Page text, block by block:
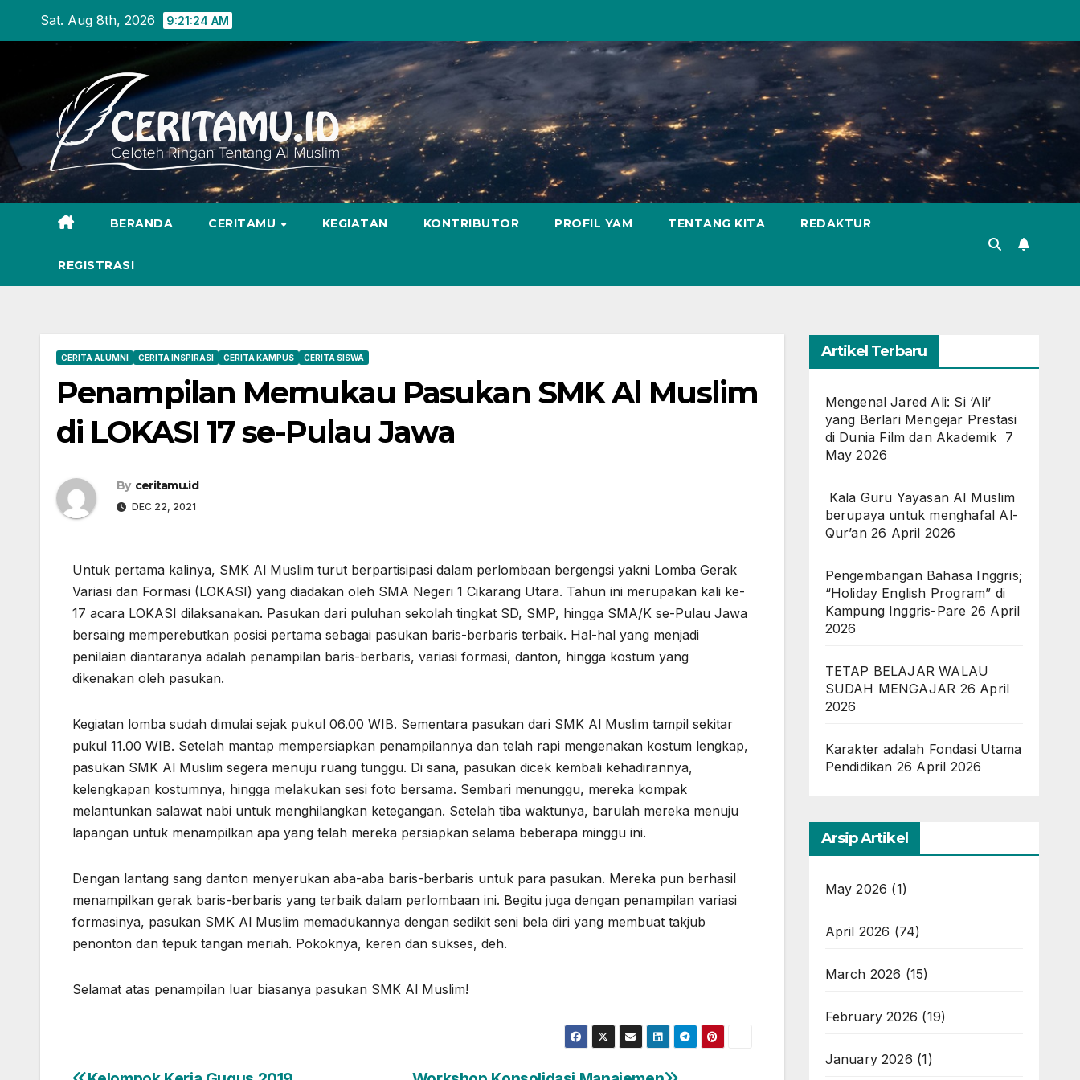
Sat. Aug 8th, 2026 9:21:25 AM
BERANDA CERITAMU KEGIATAN KONTRIBUTOR PROFIL YAM TENTANG KITA REDAKTUR
REGISTRASI
CERITA ALUMNI CERITA INSPIRASI CERITA KAMPUS CERITA SISWA
Penampilan Memukau Pasukan SMK Al Muslim
di LOKASI 17 se-Pulau Jawa
By ceritamu.id
DEC 22, 2021
Untuk pertama kalinya, SMK Al Muslim turut berpartisipasi dalam perlombaan bergengsi yakni Lomba Gerak
Variasi dan Formasi (LOKASI) yang diadakan oleh SMA Negeri 1 Cikarang Utara. Tahun ini merupakan kali ke-
17 acara LOKASI dilaksanakan. Pasukan dari puluhan sekolah tingkat SD, SMP, hingga SMA/K se-Pulau Jawa
bersaing memperebutkan posisi pertama sebagai pasukan baris-berbaris terbaik. Hal-hal yang menjadi
penilaian diantaranya adalah penampilan baris-berbaris, variasi formasi, danton, hingga kostum yang
dikenakan oleh pasukan.
Kegiatan lomba sudah dimulai sejak pukul 06.00 WIB. Sementara pasukan dari SMK Al Muslim tampil sekitar
pukul 11.00 WIB. Setelah mantap mempersiapkan penampilannya dan telah rapi mengenakan kostum lengkap,
pasukan SMK Al Muslim segera menuju ruang tunggu. Di sana, pasukan dicek kembali kehadirannya,
kelengkapan kostumnya, hingga melakukan sesi foto bersama. Sembari menunggu, mereka kompak
melantunkan salawat nabi untuk menghilangkan ketegangan. Setelah tiba waktunya, barulah mereka menuju
lapangan untuk menampilkan apa yang telah mereka persiapkan selama beberapa minggu ini.
Dengan lantang sang danton menyerukan aba-aba baris-berbaris untuk para pasukan. Mereka pun berhasil
menampilkan gerak baris-berbaris yang terbaik dalam perlombaan ini. Begitu juga dengan penampilan variasi
formasinya, pasukan SMK Al Muslim memadukannya dengan sedikit seni bela diri yang membuat takjub
penonton dan tepuk tangan meriah. Pokoknya, keren dan sukses, deh.
Selamat atas penampilan luar biasanya pasukan SMK Al Muslim!
Artikel Terbaru
Mengenal Jared Ali: Si ‘Ali’
yang Berlari Mengejar Prestasi
di Dunia Film dan Akademik 7
May 2026
Kala Guru Yayasan Al Muslim
berupaya untuk menghafal Al-
Qur’an 26 April 2026
Pengembangan Bahasa Inggris;
“Holiday English Program” di
Kampung Inggris-Pare 26 April
2026
TETAP BELAJAR WALAU
SUDAH MENGAJAR 26 April
2026
Karakter adalah Fondasi Utama
Pendidikan 26 April 2026
Arsip Artikel
May 2026 (1)
April 2026 (74)
March 2026 (15)
February 2026 (19)
January 2026 (1)